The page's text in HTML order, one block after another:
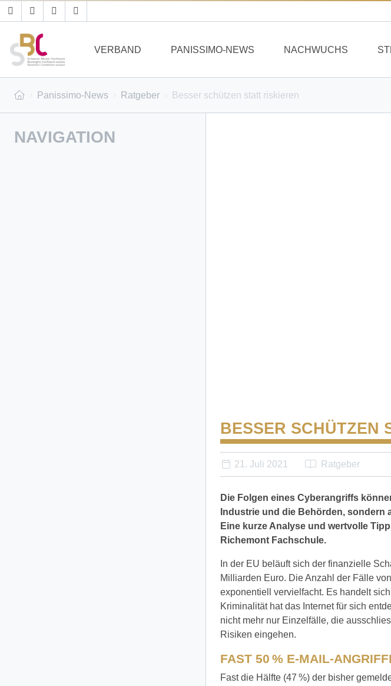
VERBAND PANISSIMO-NEWS NACHWUCHS
Panissimo-News Ratgeber Besser schützen statt riskieren
NAVIGATION
BESSER SCHÜTZEN
21. Juli 2021 Ratgeber
Die Folgen eines Cyberangriffs
Industrie und die Behörden, sondern
Eine kurze Analyse und wertvolle
Richemont Fachschule.
In der EU beläuft sich der finanzielle
Milliarden Euro. Die Anzahl der Fälle
exponentiell vervielfacht. Es handelt
Kriminalität hat das Internet für sich
nicht mehr nur Einzelfälle, die
Risiken eingehen.
FAST 50 % E-MAIL-
Fast die Hälfte (47 %) der bisher